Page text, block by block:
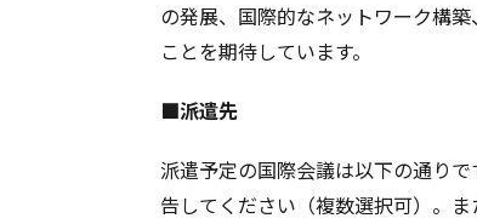
の発展、国際的なネットワーク構
ことを期待しています。
■派遣先
派遣予定の国際会議は以下の通り
告してください（複数選択可）。